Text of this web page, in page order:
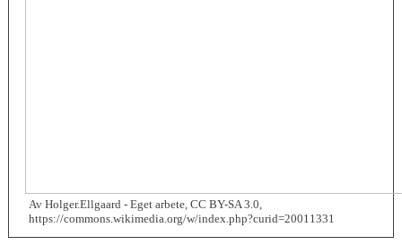
Av Holger.Ellgaard - Eget arbete, CC BY-SA 3.0,
https://commons.wikimedia.org/w/index.php?curid=20011331